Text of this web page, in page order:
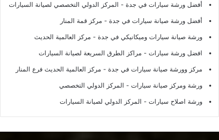
أفضل ورشة سيارات في جدة - المركز الدولي التخصصي لصيانة السيارات
أفضل ورشة صيانة سيارات في جدة - مركز قمة المنار
ورشة صيانة سيارات وميكانيكي في جدة - مركز العالمية الحديث
افضل ورشة سيارات - مراكز الطرق السريعة لصيانة السيارات
مركز وورشة صيانة سيارات في جدة - مركز العالمية الحديث فرع المنار
ورشة ومركز صيانة سيارات - المركز الدولي التخصصي
ورشة اصلاح سيارات - المركز الدولي لصيانة السيارات